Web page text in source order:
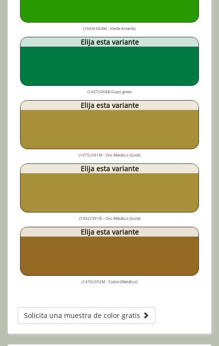
(1604) 064M - Verde Amarillo
Elija esta variante
(1457) 068B Grass green
Elija esta variante
(1475) 091M - Oro Metálico (Gold)
Elija esta variante
(1492) 091B – Oro Metálico (Gold)
Elija esta variante
(1476) 092M - Cobre (Metálico)
Solicita una muestra de color gratis